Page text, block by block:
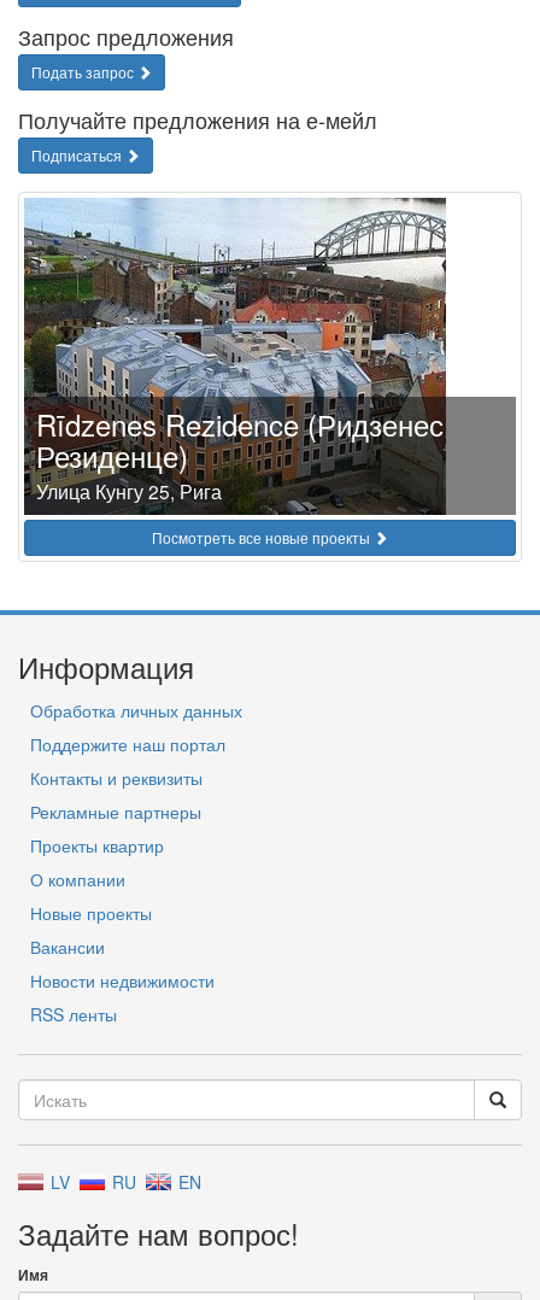
Запрос предложения
Подать запрос
Получайте предложения на е-мейл
Подписаться
Rīdzenes Rezidence (Ридзенес
Резиденце)
Улица Кунгу 25, Рига
Посмотреть все новые проекты
Информация
Обработка личных данных
Поддержите наш портал
Контакты и реквизиты
Рекламные партнеры
Проекты квартир
О компании
Новые проекты
Вакансии
Новости недвижимости
RSS ленты
LV RU EN
Задайте нам вопрос!
Имя